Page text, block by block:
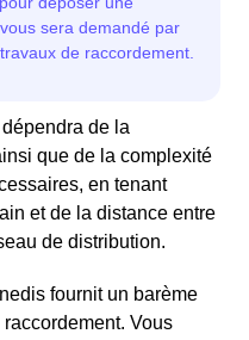
de la
que de la complexité
en tenant
et de la distance entre
de distribution.
fournit un barème
Vous